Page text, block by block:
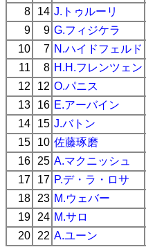
8
14 J.トゥルーリ
9
9 G.フィジケラ
10
7 N.ハイドフェルド
11
8 H.H.フレンツェン
12
12 O.パニス
13
16 E.アーバイン
14
15 J.バトン
15
10 佐藤琢磨
16
25 A.マクニッシュ
17
17 P.デ・ラ・ロサ
18
23 M.ウェバー
19
24 M.サロ
20
22 A.ユーン